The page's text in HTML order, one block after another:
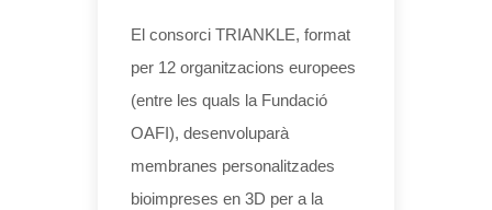
El consorci TRIANKLE, format
per 12 organitzacions europees
(entre les quals la Fundació
OAFI), desenvoluparà
membranes personalitzades
bioimpreses en 3D per a la